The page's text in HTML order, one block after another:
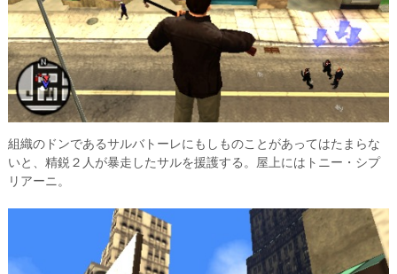
組織のドンであるサルバトーレにもしものことがあってはたまらな
いと、精鋭２人が暴走したサルを援護する。屋上にはトニー・シプ
リアーニ。